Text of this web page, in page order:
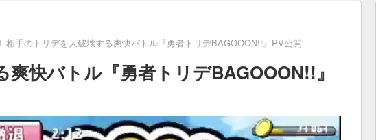
相手のトリデを大破壊する爽快バトル『勇者トリデBAGOOON!!』PV公開
快バトル『勇者トリデBAGOOON!!』